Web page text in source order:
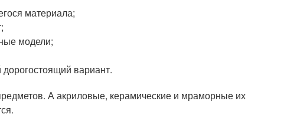
материала;
модели;
вариант.
А акриловые, керамические и мраморные их